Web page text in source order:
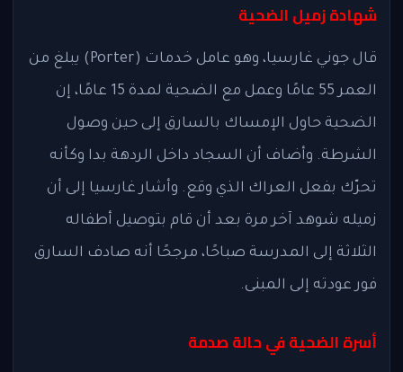
شهادة زميل الضحية
قال جوني غارسيا، وهو عامل خدمات (Porter) يبلغ من
العمر 55 عامًا وعمل مع الضحية لمدة 15 عامًا، إن
الضحية حاول الإمساك بالسارق إلى حين وصول
الشرطة. وأضاف أن السجاد داخل الردهة بدا وكأنه
تحرّك بفعل العراك الذي وقع. وأشار غارسيا إلى أن
زميله شوهد آخر مرة بعد أن قام بتوصيل أطفاله
الثلاثة إلى المدرسة صباحًا، مرجحًا أنه صادف السارق
فور عودته إلى المبنى.
أسرة الضحية في حالة صدمة